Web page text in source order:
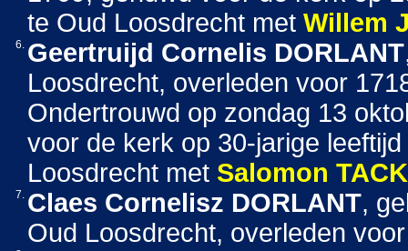
te Oud Loosdrecht met Willem
6. Geertruijd Cornelis DORLANT
Loosdrecht, overleden voor
Ondertrouwd op zondag 13
voor de kerk op 30-jarige
Loosdrecht met Salomon
7. Claes Cornelisz DORLANT,
Oud Loosdrecht, overleden